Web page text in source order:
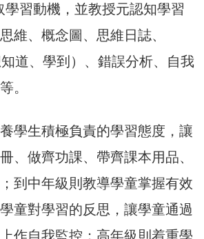
習動機，並教授元認知學習
維、概念圖、思維日誌、
道、學到）、錯誤分析、自我
。
學生積極負責的學習態度，讓
、做齊功課、帶齊課本用品、
到中年級則教導學童掌握有效
童對學習的反思，讓學童通過
作自我監控；高年級則着重學